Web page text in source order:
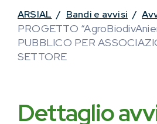
ARSIAL / Bandi e avvisi /
PROGETTO
PUBBLICO PER
SETTORE
Dettaglio